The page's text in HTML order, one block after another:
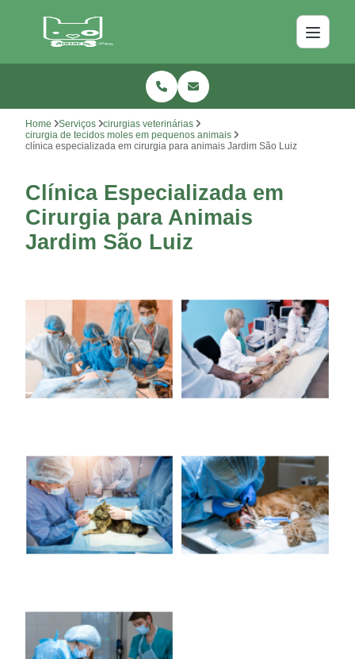
Home Serviços
cirurgias veterinárias
cirurgia de tecidos moles em pequenos animais
clínica especializada em cirurgia para animais Jardim São Luiz
Clínica Especializada em
Cirurgia para Animais
Jardim São Luiz